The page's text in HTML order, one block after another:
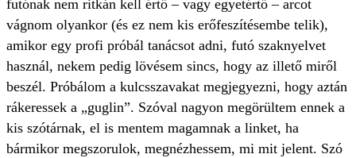
futónak nem ritkán kell értő – vagy egyetértő – arcot
vágnom olyankor (és ez nem kis erőfeszítésembe telik),
amikor egy profi próbál tanácsot adni, futó szaknyelvet
használ, nekem pedig lövésem sincs, hogy az illető miről
beszél. Próbálom a kulcsszavakat megjegyezni, hogy aztán
rákeressek a „guglin”. Szóval nagyon megörültem ennek a
kis szótárnak, el is mentem magamnak a linket, ha
bármikor megszorulok, megnézhessem, mi mit jelent. Szó